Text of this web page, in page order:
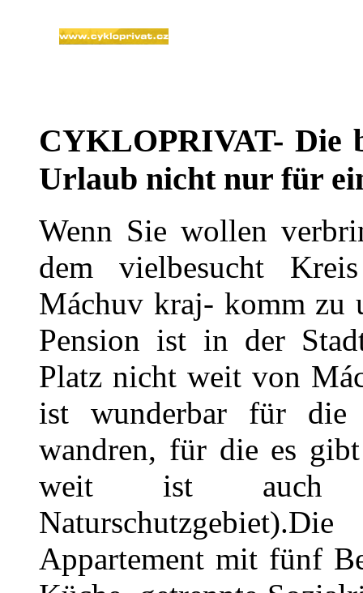
CYKLOPRIVAT- Die
Urlaub nicht nur für
Wenn Sie wollen
dem vielbesucht
Máchuv kraj- komm zu
Pension ist in der
Platz nicht weit von
ist wunderbar für die
wandren, für die es
weit ist auch
Appartement mit fünf